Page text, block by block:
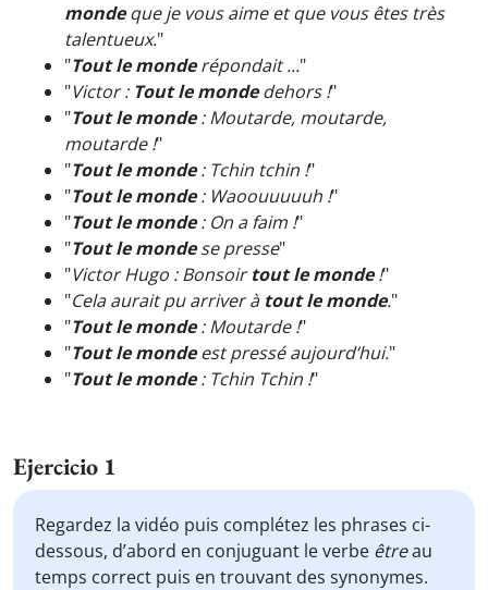
mondeque je vous aime et que vous êtes très
talentueux."
"Tout le monderépondait ..."
"Victor : Tout le mondedehors !"
"Tout le monde: Moutarde, moutarde,
moutarde !"
"Tout le monde: Tchin tchin !"
"Tout le monde: Waoouuuuuh !"
"Tout le monde: On a faim !"
"Tout le mondese presse"
"Victor Hugo : Bonsoirtout le monde!"
"Cela aurait pu arriver à tout le monde."
"Tout le monde: Moutarde !"
"Tout le mondeest pressé aujourd’hui."
"Tout le monde: Tchin Tchin !"
Ejercicio 1
Regardez la vidéo puis complétez les phrases ci-
dessous, d’abord en conjuguant le verbe êtreau
temps correct puis en trouvant des synonymes.